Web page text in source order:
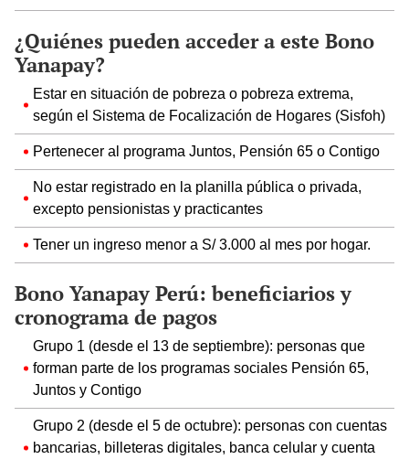
¿Quiénes pueden acceder a este Bono
Yanapay?
Estar en situación de pobreza o pobreza extrema,
según el Sistema de Focalización de Hogares (Sisfoh)
Pertenecer al programa Juntos, Pensión 65 o Contigo
No estar registrado en la planilla pública o privada,
excepto pensionistas y practicantes
Tener un ingreso menor a S/ 3.000 al mes por hogar.
Bono Yanapay Perú: beneficiarios y
cronograma de pagos
Grupo 1 (desde el 13 de septiembre): personas que
forman parte de los programas sociales Pensión 65,
Juntos y Contigo
Grupo 2 (desde el 5 de octubre): personas con cuentas
bancarias, billeteras digitales, banca celular y cuenta